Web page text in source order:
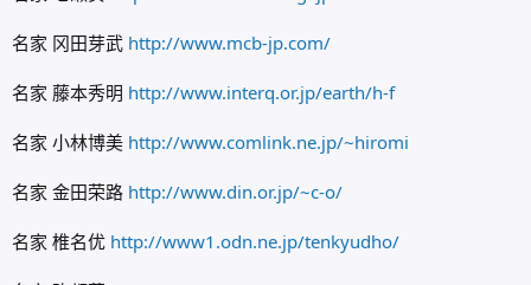
名家 冈田芽武 http://www.mcb-jp.com/
名家 藤本秀明 http://www.interq.or.jp/earth/h-f
名家 小林博美 http://www.comlink.ne.jp/~hiromi
名家 金田荣路 http://www.din.or.jp/~c-o/
名家 椎名优 http://www1.odn.ne.jp/tenkyudho/